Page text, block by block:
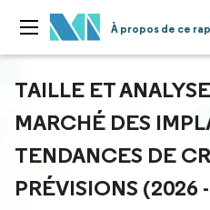
À propos de ce
TAILLE ET
MARCHÉ DES
TENDANCES DE
PRÉVISIONS (2026